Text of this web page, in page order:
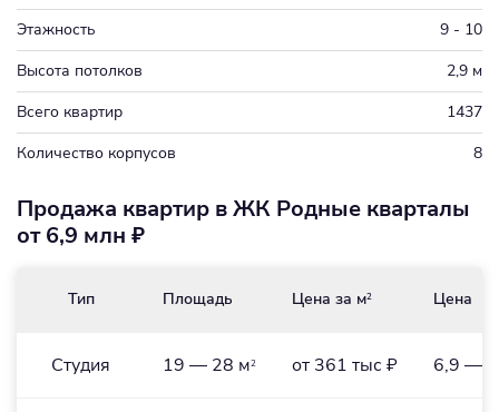
Этажность
9 - 10
Высота потолков
2,9 м
Всего квартир
1437
Количество корпусов
8
Продажа квартир в ЖК Родные кварталы
от 6,9 млн ₽
Тип Площадь Цена за м2 Цена
Студия 19 — 28 м2 от 361 тыс ₽ 6,9 —